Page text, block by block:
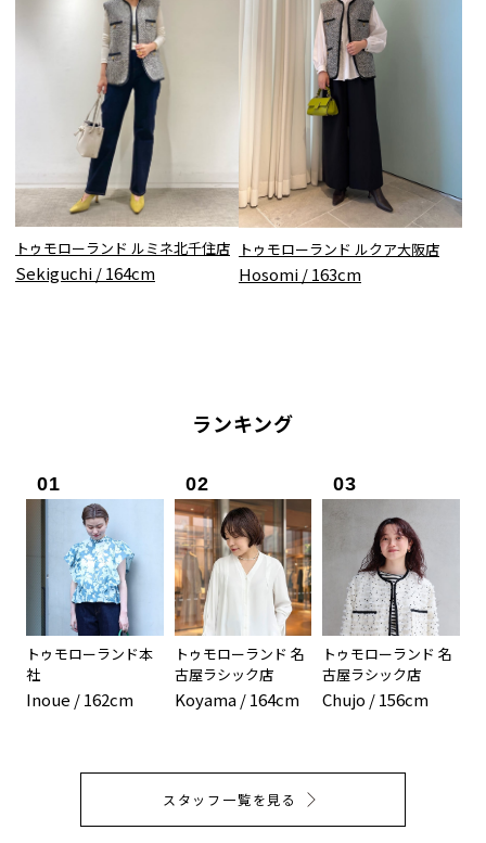
トゥモローランド ルミネ北千住店
Sekiguchi / 164cm
トゥモローランド ルクア大阪店
Hosomi / 163cm
ランキング
01
トゥモローランド本
社
Inoue / 162cm
02
トゥモローランド 名
古屋ラシック店
Koyama / 164cm
03
トゥモローランド 名
古屋ラシック店
Chujo / 156cm
スタッフ一覧を見る